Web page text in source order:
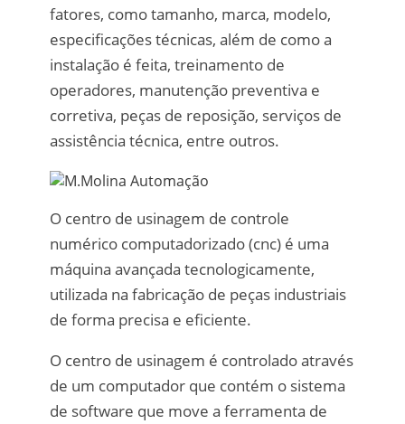
fatores, como tamanho, marca, modelo,
especificações técnicas, além de como a
instalação é feita, treinamento de
operadores, manutenção preventiva e
corretiva, peças de reposição, serviços de
assistência técnica, entre outros.
O centro de usinagem de controle
numérico computadorizado (cnc) é uma
máquina avançada tecnologicamente,
utilizada na fabricação de peças industriais
de forma precisa e eficiente.
O centro de usinagem é controlado através
de um computador que contém o sistema
de software que move a ferramenta de